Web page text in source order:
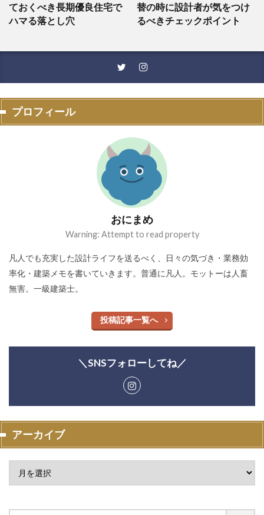
ておくべき長期優良住宅で
ハマる落とし穴
替の時に設計者が気をつけ
るべきチェックポイント
プロフィール
おにまめ
Warning: Attempt to read property
凡人でも充実した設計ライフを送るべく、日々の気づき・業務効
率化・建築メモを書いていきます。普通に凡人。モットーは人畜
無害。一級建築士。
投稿記事一覧へ
＼SNSフォローしてね／
アーカイブ